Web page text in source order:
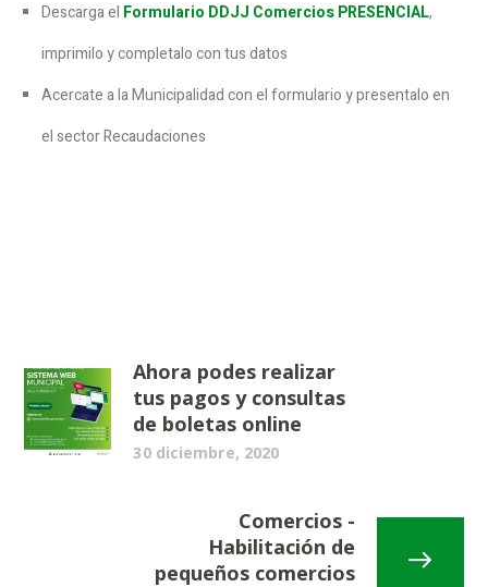
Descarga el Formulario DDJJ Comercios PRESENCIAL,
imprimilo y completalo con tus datos
Acercate a la Municipalidad con el formulario y presentalo en
el sector Recaudaciones
Ahora podes realizar
tus pagos y consultas
de boletas online
30 diciembre, 2020
Comercios -
Habilitación de
pequeños comercios